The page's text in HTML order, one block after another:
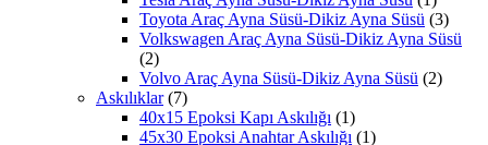
Toyota Araç Ayna Süsü-Dikiz Ayna Süsü (3)
Volkswagen Araç Ayna Süsü-Dikiz Ayna Süsü
(2)
Volvo Araç Ayna Süsü-Dikiz Ayna Süsü (2)
Askılıklar (7)
40x15 Epoksi Kapı Askılığı (1)
45x30 Epoksi Anahtar Askılığı (1)